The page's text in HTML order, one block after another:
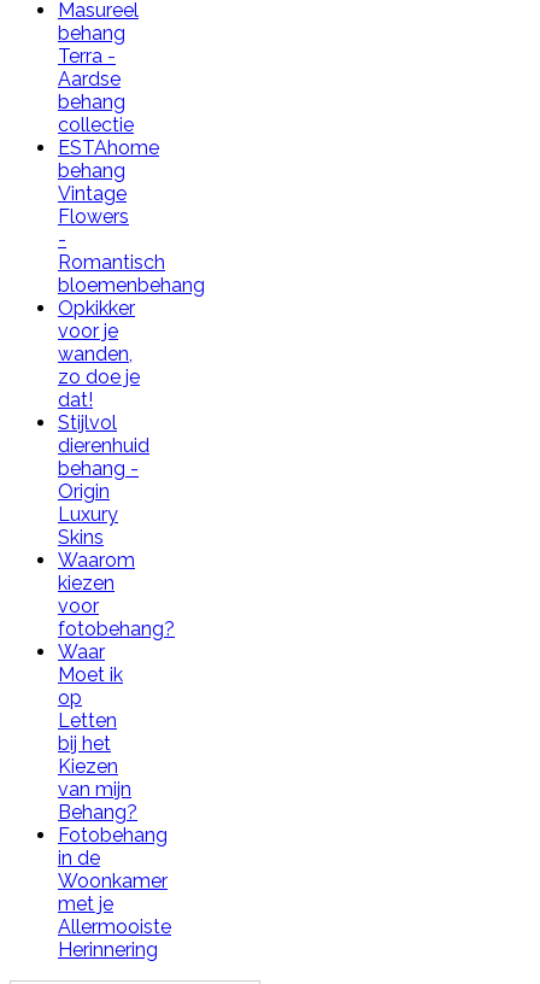
Masureel
behang
Terra -
Aardse
behang
collectie
ESTAhome
behang
Vintage
Flowers
-
Romantisch
bloemenbehang
Opkikker
voor je
wanden,
zo doe je
dat!
Stijlvol
dierenhuid
behang -
Origin
Luxury
Skins
Waarom
kiezen
voor
fotobehang?
Waar
Moet ik
op
Letten
bij het
Kiezen
van mijn
Behang?
Fotobehang
in de
Woonkamer
met je
Allermooiste
Herinnering